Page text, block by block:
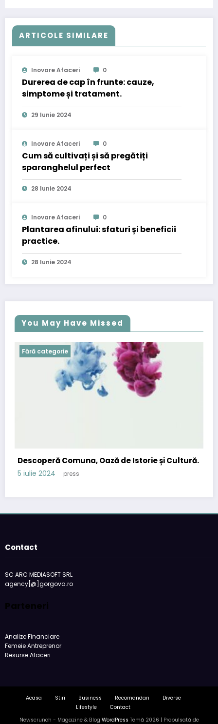
ARTICOLE SIMILARE
Inovare Afaceri 0
Durerea de cap în frunte: cauze,
simptome și tratament.
29 Iunie 2024
Inovare Afaceri 0
Cum să cultivați și să pregătiți
sparanghelul perfect
28 Iunie 2024
Inovare Afaceri 0
Plantarea afinului: sfaturi și beneficii
practice.
28 Iunie 2024
You May Have Missed
Fără categorie
Descoperă Comuna, Oază de Istorie și Cultură.
5 iulie 2024 press
Contact
SC ARC MEDIASOFT SRL
agency[@]gorgova.ro
Parteneri
Analize Financiare
Femeie Antreprenor
Resurse Afaceri
Acasa Stiri Business Recomandari
Diverse
Lifestyle
Contact
Newscrunch - Magazine & Blog WordPress Temă 2026 | Propulsată de